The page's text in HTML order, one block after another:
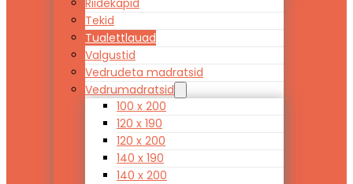
Riidekapid
Tekid
Tualettlauad
Valgustid
Vedrudeta madratsid
Vedrumadratsid
100 x 200
120 x 190
120 x 200
140 x 190
140 x 200